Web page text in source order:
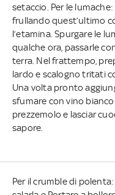
setaccio. Per le
frullando quest’ultimo
l’etamina. Spurgare le
qualche ora, passarle
terra. Nel frattempo,
lardo e scalogno tritati
Una volta pronto
sfumare con vino
prezzemolo e lasciar
sapore.
Per il crumble di